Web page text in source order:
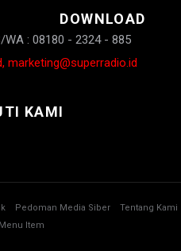
WA : 08180 - 2324 - 885
marketing@superradio.id
DOWNLOAD
KAMI
Pedoman Media Siber
Tentang Kami
Menu Item